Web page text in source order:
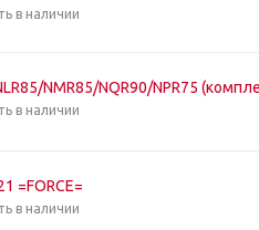
в наличии
NMR85/NQR90/NPR75
в наличии
=FORCE=
в наличии